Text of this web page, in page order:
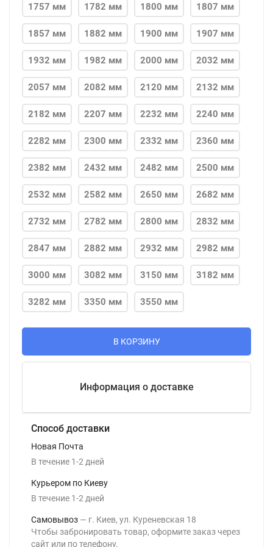
1757 мм 1782 мм 1800 мм 1807 мм
1857 мм 1882 мм 1900 мм 1907 мм
1932 мм 1982 мм 2000 мм 2032 мм
2057 мм 2082 мм 2120 мм 2132 мм
2182 мм 2207 мм 2232 мм 2240 мм
2282 мм 2300 мм 2332 мм 2360 мм
2382 мм 2432 мм 2482 мм 2500 мм
2532 мм 2582 мм 2650 мм 2682 мм
2732 мм 2782 мм 2800 мм 2832 мм
2847 мм 2882 мм 2932 мм 2982 мм
3000 мм 3082 мм 3150 мм 3182 мм
3282 мм 3350 мм 3550 мм
В КОРЗИНУ
Информация о доставке
Способ доставки
Новая Почта
В течение 1-2 дней
Курьером по Киеву
В течение 1-2 дней
Самовывоз
г. Киев, ул. Куреневская 18
Чтобы забронировать товар, оформите заказ через
сайт или по телефону.